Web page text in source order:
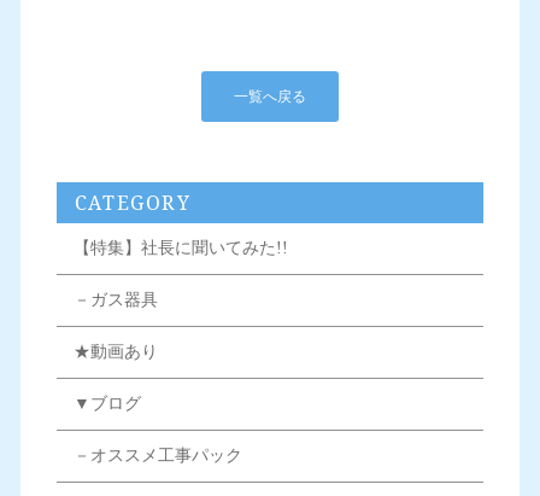
一覧へ戻る
CATEGORY
【特集】社長に聞いてみた!!
－ガス器具
★動画あり
▼ブログ
－オススメ工事パック